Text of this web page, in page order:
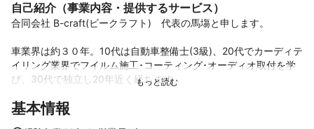
自己紹介（事業内容・提供するサービス）
合同会社 B-craft(ビークラフト)　代表の馬塲と申します。
車業界は約３０年。10代は自動車整備士(3級)、20代でカーディテ
イリング業界でフイルム施工･コーティング･オーディオ取付を学
び、30代で独立し20年近く経ちます。
最近では
基本情報